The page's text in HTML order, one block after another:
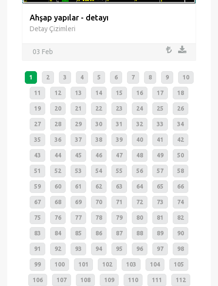
Ahşap yapılar - detayı
Detay Çizimleri
03 Feb
1 2 3 4 5 6 7 8 9 10
11 12 13 14 15 16 17 18
19 20 21 22 23 24 25 26
27 28 29 30 31 32 33 34
35 36 37 38 39 40 41 42
43 44 45 46 47 48 49 50
51 52 53 54 55 56 57 58
59 60 61 62 63 64 65 66
67 68 69 70 71 72 73 74
75 76 77 78 79 80 81 82
83 84 85 86 87 88 89 90
91 92 93 94 95 96 97 98
99 100 101 102 103 104 105
106 107 108 109 110 111 112